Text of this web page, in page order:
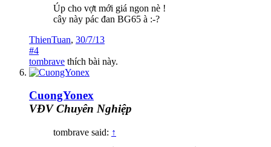
Úp cho vợt mới giá ngon nè !
cây này pác đan BG65 à :-?
ThienTuan, 30/7/13
#4
tombrave thích bài này.
CuongYonex
VĐV Chuyên Nghiệp
tombrave said: ↑